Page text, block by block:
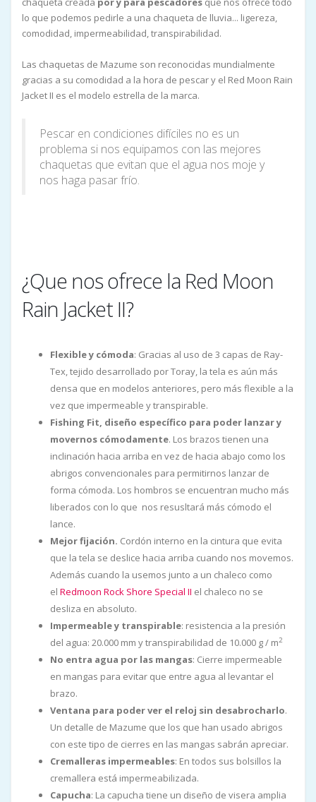
lo que podemos pedirle a una chaqueta de lluvia... ligereza,
comodidad, impermeabilidad, transpirabilidad.
Las chaquetas de Mazume son reconocidas mundialmente
gracias a su comodidad a la hora de pescar y el Red Moon Rain
Jacket II es el modelo estrella de la marca.
Pescar en condiciones difíciles no es un
problema si nos equipamos con las mejores
chaquetas que evitan que el agua nos moje y
nos haga pasar frío.
¿Que nos ofrece la Red Moon
Rain Jacket II?
Flexible y cómoda: Gracias al uso de 3 capas de Ray-
Tex, tejido desarrollado por Toray, la tela es aún más
densa que en modelos anteriores, pero más flexible a la
vez que impermeable y transpirable.
Fishing Fit, diseño específico para poder lanzar y
movernos cómodamente. Los brazos tienen una
inclinación hacia arriba en vez de hacia abajo como los
abrigos convencionales para permitirnos lanzar de
forma cómoda. Los hombros se encuentran mucho más
liberados con lo que nos resusltará más cómodo el
lance.
Mejor fijación. Cordón interno en la cintura que evita
que la tela se deslice hacia arriba cuando nos movemos.
Además cuando la usemos junto a un chaleco como
el Redmoon Rock Shore Special II el chaleco no se
desliza en absoluto.
Impermeable y transpirable: resistencia a la presión
del agua: 20.000 mm y transpirabilidad de 10.000 g / m2
No entra agua por las mangas: Cierre impermeable
en mangas para evitar que entre agua al levantar el
brazo.
Ventana para poder ver el reloj sin desabrocharlo.
Un detalle de Mazume que los que han usado abrigos
con este tipo de cierres en las mangas sabrán apreciar.
Cremalleras impermeables: En todos sus bolsillos la
cremallera está impermeabilizada.
Capucha: La capucha tiene un diseño de visera amplia